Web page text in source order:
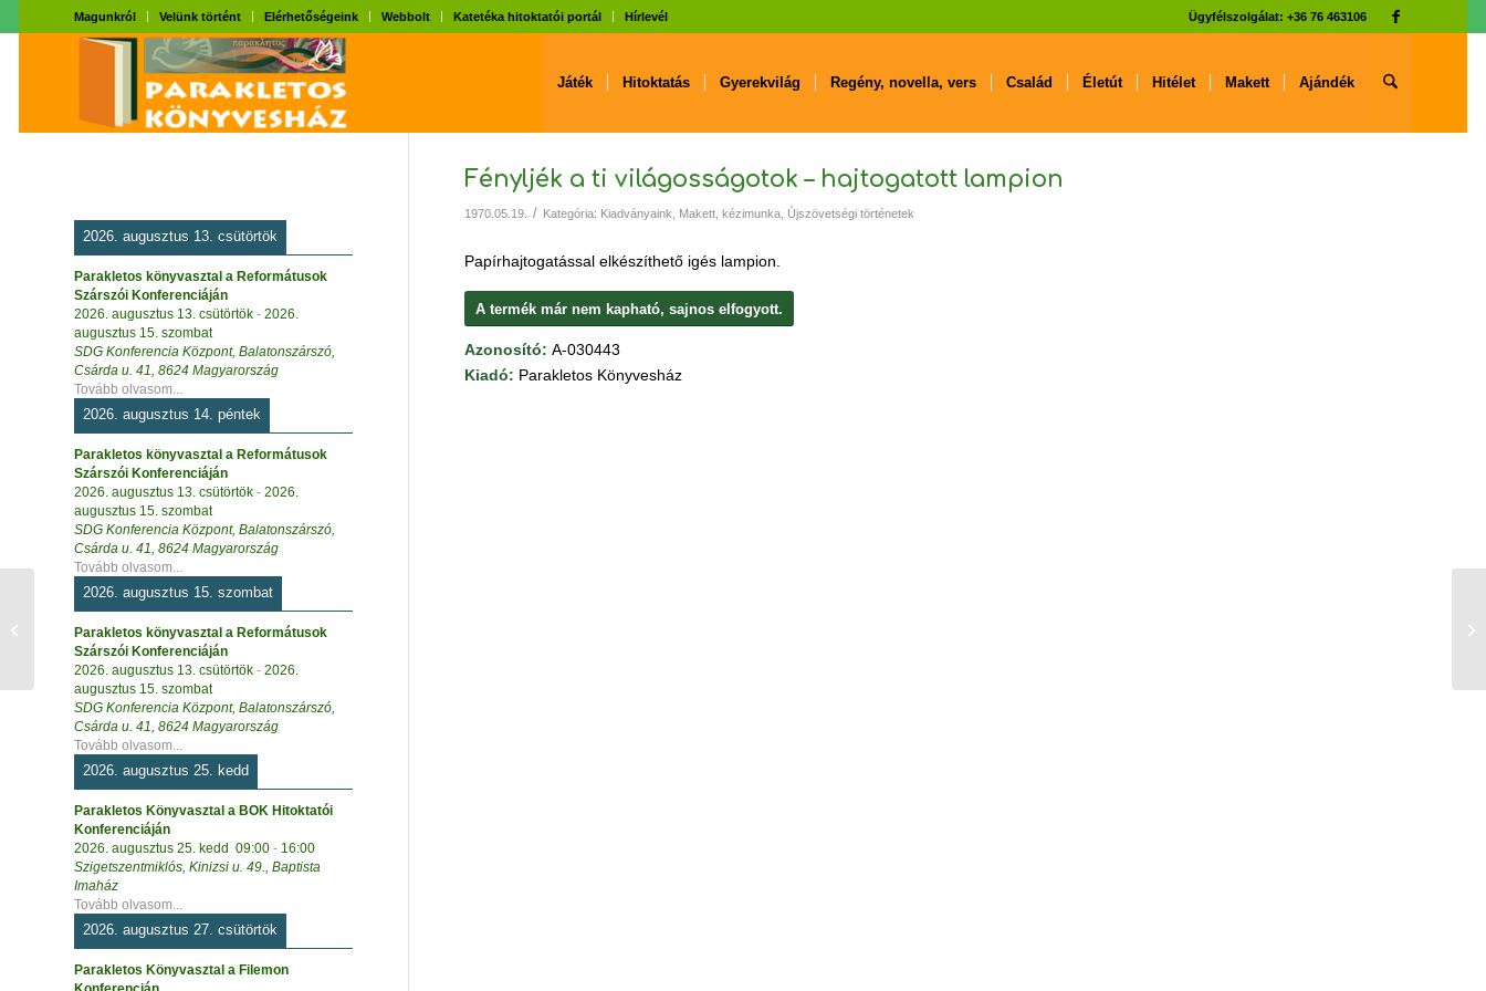
Magunkról Velünk történt Elérhetőségeink Webbolt Katetéka hitoktatói portál Hírlevél Ügyfélszolgálat: +36 76 463106
Játék Hitoktatás Gyerekvilág Regény, novella, vers Család Életút Hitélet Makett Ajándék
Fényljék a ti világosságotok – hajtogatott lampion
1970.05.19. / Kategória: Kiadványaink Makett, kézimunka, Újszövetségi történetek
Papírhajtogatással elkészíthető igés lampion.
A termék már nem kapható, sajnos elfogyott.
Azonosító: A-030443
Kiadó: Parakletos Könyvesház
2026. augusztus 13. csütörtök
Parakletos könyvasztal a Reformátusok
Szárszói Konferenciáján
2026. augusztus 13. csütörtök - 2026.
augusztus 15. szombat
SDG Konferencia Központ, Balatonszárszó,
Csárda u. 41, 8624 Magyarország
Tovább olvasom...
2026. augusztus 14. péntek
Parakletos könyvasztal a Reformátusok
Szárszói Konferenciáján
2026. augusztus 13. csütörtök - 2026.
augusztus 15. szombat
SDG Konferencia Központ, Balatonszárszó,
Csárda u. 41, 8624 Magyarország
Tovább olvasom...
2026. augusztus 15. szombat
Parakletos könyvasztal a Reformátusok
Szárszói Konferenciáján
2026. augusztus 13. csütörtök - 2026.
augusztus 15. szombat
SDG Konferencia Központ, Balatonszárszó,
Csárda u. 41, 8624 Magyarország
Tovább olvasom...
2026. augusztus 25. kedd
Parakletos Könyvasztal a BOK Hitoktatói
Konferenciáján
2026. augusztus 25. kedd 09:00 - 16:00
Szigetszentmiklós, Kinizsi u. 49., Baptista
Imaház
Tovább olvasom...
2026. augusztus 27. csütörtök
Parakletos Könyvasztal a Filemon
Jézus Krisztus tegnap
és ma… – forgatós
síkmakett